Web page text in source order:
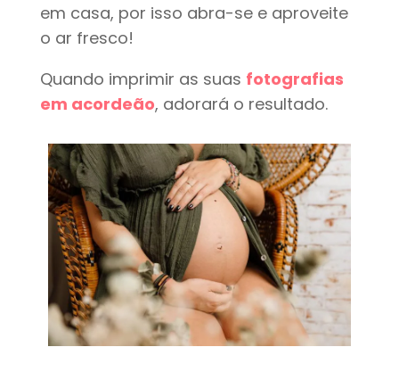
em casa, por isso abra-se e aproveite
o ar fresco!
Quando imprimir as suas fotografias
em acordeão, adorará o resultado.